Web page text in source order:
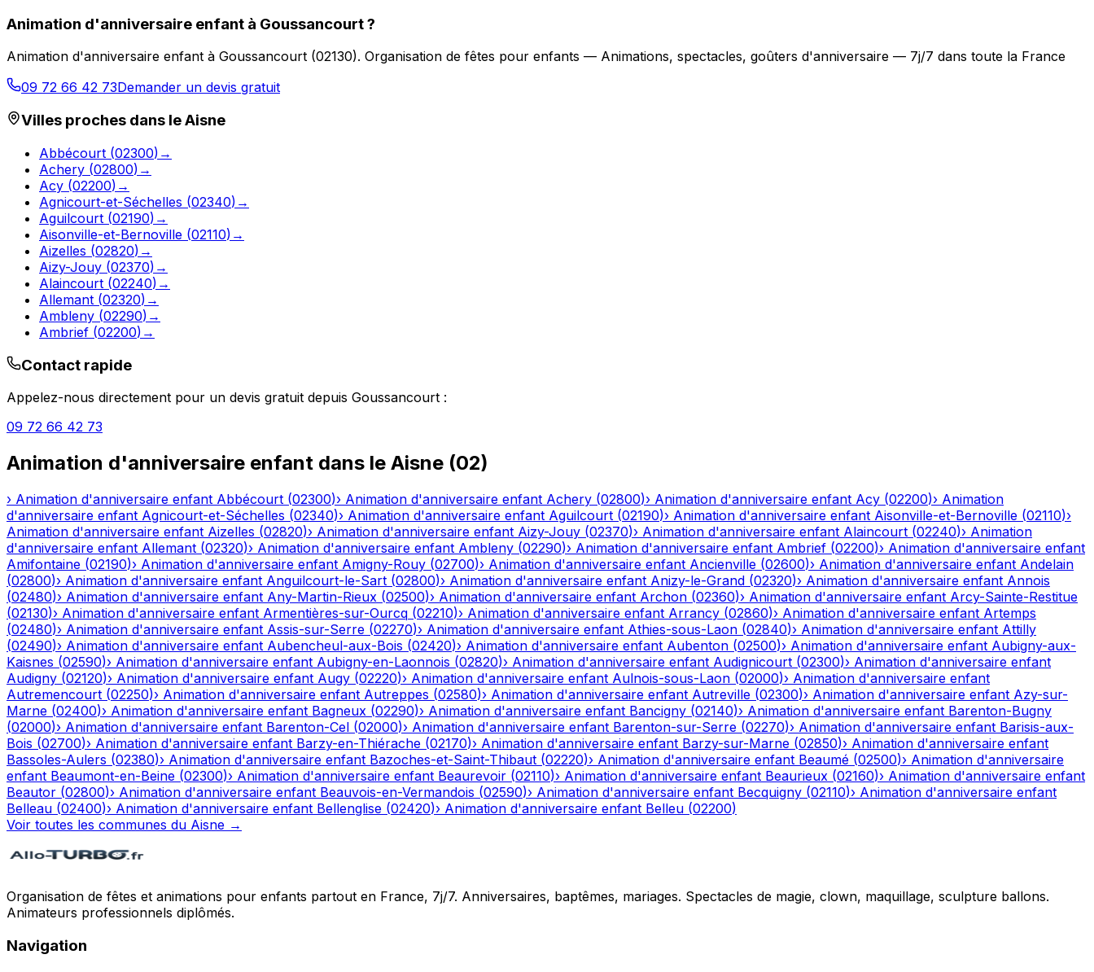
Animation d'anniversaire enfant à Goussancourt?
Animation d'anniversaire enfant à Goussancourt (02130). Organisation de fêtes pour enfants — Animations, spectacles, goûters d'anniversaire — 7j/7 dans toute la France
09 72 66 42 73Demander un devis gratuit
Villes proches dans leAisne
Abbécourt (02300) →
Achery (02800) →
Acy (02200) →
Agnicourt-et-Séchelles (02340) →
Aguilcourt (02190) →
Aisonville-et-Bernoville (02110) →
Aizelles (02820) →
Aizy-Jouy (02370) →
Alaincourt (02240) →
Allemant (02320) →
Ambleny (02290) →
Ambrief (02200) →
Contact rapide
Appelez-nous directement pour un devis gratuit depuis Goussancourt :
09 72 66 42 73
Animation d'anniversaire enfant dans le Aisne (02)
› Animation d'anniversaire enfant Abbécourt (02300)› Animation d'anniversaire enfant Achery (02800)› Animation d'anniversaire enfant Acy (02200)› Animation
d'anniversaire enfant Agnicourt-et-Séchelles (02340)› Animation d'anniversaire enfant Aguilcourt (02190)› Animation d'anniversaire enfant Aisonville-et-Bernoville (02110)›
Animation d'anniversaire enfant Aizelles (02820)› Animation d'anniversaire enfant Aizy-Jouy (02370)› Animation d'anniversaire enfant Alaincourt (02240)› Animation
d'anniversaire enfant Allemant (02320)› Animation d'anniversaire enfant Ambleny (02290)› Animation d'anniversaire enfant Ambrief (02200)› Animation d'anniversaire enfant
Amifontaine (02190)› Animation d'anniversaire enfant Amigny-Rouy (02700)› Animation d'anniversaire enfant Ancienville (02600)› Animation d'anniversaire enfant Andelain
(02800)› Animation d'anniversaire enfant Anguilcourt-le-Sart (02800)› Animation d'anniversaire enfant Anizy-le-Grand (02320)› Animation d'anniversaire enfant Annois
(02480)› Animation d'anniversaire enfant Any-Martin-Rieux (02500)› Animation d'anniversaire enfant Archon (02360)› Animation d'anniversaire enfant Arcy-Sainte-Restitue
(02130)› Animation d'anniversaire enfant Armentières-sur-Ourcq (02210)› Animation d'anniversaire enfant Arrancy (02860)› Animation d'anniversaire enfant Artemps
(02480)› Animation d'anniversaire enfant Assis-sur-Serre (02270)› Animation d'anniversaire enfant Athies-sous-Laon (02840)› Animation d'anniversaire enfant Attilly
(02490)› Animation d'anniversaire enfant Aubencheul-aux-Bois (02420)› Animation d'anniversaire enfant Aubenton (02500)› Animation d'anniversaire enfant Aubigny-aux-
Kaisnes (02590)› Animation d'anniversaire enfant Aubigny-en-Laonnois (02820)› Animation d'anniversaire enfant Audignicourt (02300)› Animation d'anniversaire enfant
Audigny (02120)› Animation d'anniversaire enfant Augy (02220)› Animation d'anniversaire enfant Aulnois-sous-Laon (02000)› Animation d'anniversaire enfant
Autremencourt (02250)› Animation d'anniversaire enfant Autreppes (02580)› Animation d'anniversaire enfant Autreville (02300)› Animation d'anniversaire enfant Azy-sur-
Marne (02400)› Animation d'anniversaire enfant Bagneux (02290)› Animation d'anniversaire enfant Bancigny (02140)› Animation d'anniversaire enfant Barenton-Bugny
(02000)› Animation d'anniversaire enfant Barenton-Cel (02000)› Animation d'anniversaire enfant Barenton-sur-Serre (02270)› Animation d'anniversaire enfant Barisis-aux-
Bois (02700)› Animation d'anniversaire enfant Barzy-en-Thiérache (02170)› Animation d'anniversaire enfant Barzy-sur-Marne (02850)› Animation d'anniversaire enfant
Bassoles-Aulers (02380)› Animation d'anniversaire enfant Bazoches-et-Saint-Thibaut (02220)› Animation d'anniversaire enfant Beaumé (02500)› Animation d'anniversaire
enfant Beaumont-en-Beine (02300)› Animation d'anniversaire enfant Beaurevoir (02110)› Animation d'anniversaire enfant Beaurieux (02160)› Animation d'anniversaire enfant
Beautor (02800)› Animation d'anniversaire enfant Beauvois-en-Vermandois (02590)› Animation d'anniversaire enfant Becquigny (02110)› Animation d'anniversaire enfant
Belleau (02400)› Animation d'anniversaire enfant Bellenglise (02420)› Animation d'anniversaire enfant Belleu (02200)
Voir toutes les communes du Aisne →
Organisation de fêtes et animations pour enfants partout en France, 7j/7. Anniversaires, baptêmes, mariages. Spectacles de magie, clown, maquillage, sculpture ballons.
Animateurs professionnels diplômés.
Navigation